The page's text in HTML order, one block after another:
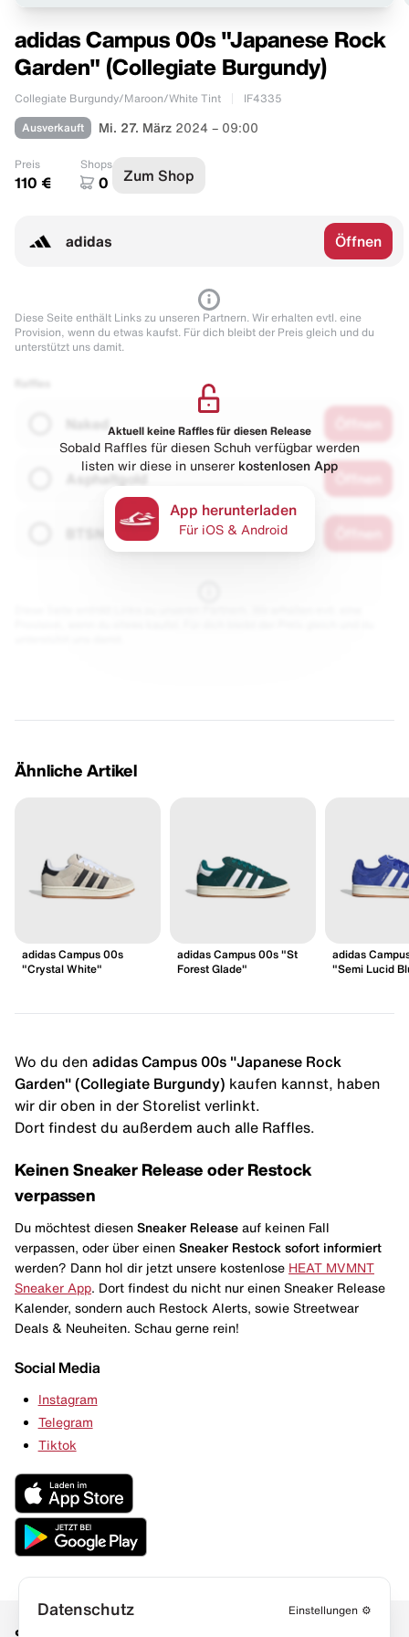
adidas Campus 00s "Japanese Rock
Garden" (Collegiate Burgundy)
Collegiate Burgundy/Maroon/White Tint IF4335
Ausverkauft Mi. 27. März 2024 – 09:00
Preis
110 €
Shops
0 Zum Shop
adidas Öffnen
Diese Seite enthält Links zu unseren Partnern. Wir erhalten evtl. eine
Provision, wenn du etwas kaufst. Für dich bleibt der Preis gleich und du
unterstützt uns damit.
Naked
Asphaltgold
Aktuell keine Raffles für diesen Release
Sobald Raffles für diesen Schuh verfügbar werden
listen wir diese in unserer kostenlosen App
App herunterladen
Für iOS & Android
Ähnliche Artikel
adidas Campus 00s
"Crystal White"
adidas Campus 00s "St
Forest Glade"
adidas
"Semi Lucid
Wo du den adidas Campus 00s "Japanese Rock
Garden" (Collegiate Burgundy) kaufen kannst, haben
wir dir oben in der Storelist verlinkt.
Dort findest du außerdem auch alle Raffles.
Keinen Sneaker Release oder Restock
verpassen
Du möchtest diesen Sneaker Release auf keinen Fall
verpassen, oder über einen Sneaker Restock sofort informiert
werden? Dann hol dir jetzt unsere kostenlose HEAT MVMNT
Sneaker App . Dort findest du nicht nur einen Sneaker Release
Kalender, sondern auch Restock Alerts, sowie Streetwear
Deals & Neuheiten. Schau gerne rein!
Social Media
Instagram
Telegram
Tiktok
Datenschutz Einstellungen ⚙️